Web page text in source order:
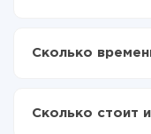
Выбираете
Теперь данные
передаваться
Сколько
отличаться и
Сколько стоит